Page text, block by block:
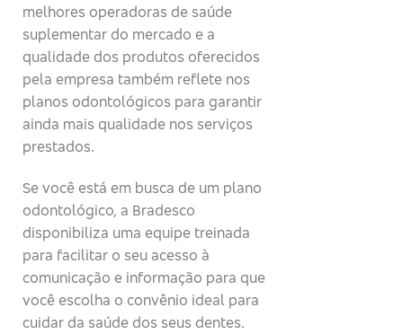
melhores operadoras de saúde
suplementar do mercado e a
qualidade dos produtos oferecidos
pela empresa também reflete nos
planos odontológicos para garantir
ainda mais qualidade nos serviços
prestados.
Se você está em busca de um plano
odontológico, a Bradesco
disponibiliza uma equipe treinada
para facilitar o seu acesso à
comunicação e informação para que
você escolha o convênio ideal para
cuidar da saúde dos seus dentes.